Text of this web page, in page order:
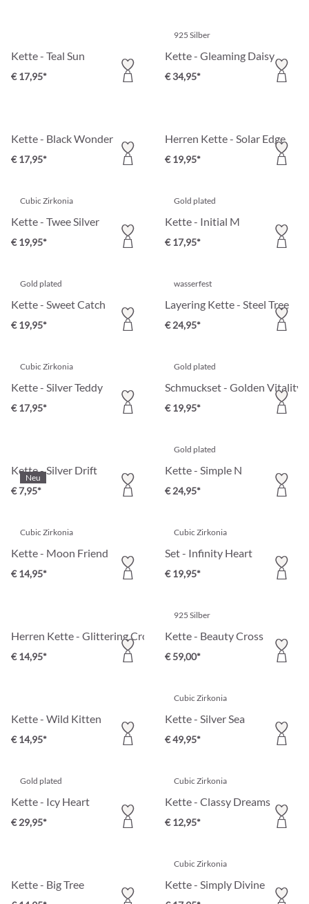
Kette - Teal Sun
€ 17,95*
925 Silber
Kette - Gleaming Daisy
€ 34,95*
Kette - Black Wonder
€ 17,95*
Herren Kette - Solar Edge
€ 19,95*
Cubic Zirkonia
Kette - Twee Silver
€ 19,95*
Gold plated
Kette - Initial M
€ 17,95*
Gold plated
Kette - Sweet Catch
€ 19,95*
wasserfest
Layering Kette - Steel Tree
€ 24,95*
Cubic Zirkonia
Kette - Silver Teddy
€ 17,95*
Gold plated
Schmuckset - Golden Vitality
€ 19,95*
Neu
Kette - Silver Drift
€ 7,95*
Gold plated
Kette - Simple N
€ 24,95*
Cubic Zirkonia
Kette - Moon Friend
€ 14,95*
Cubic Zirkonia
Set - Infinity Heart
€ 19,95*
Herren Kette - Glittering Cross
€ 14,95*
925 Silber
Kette - Beauty Cross
€ 59,00*
Kette - Wild Kitten
€ 14,95*
Cubic Zirkonia
Kette - Silver Sea
€ 49,95*
Gold plated
Kette - Icy Heart
€ 29,95*
Cubic Zirkonia
Kette - Classy Dreams
€ 12,95*
Kette - Big Tree
Cubic Zirkonia
Kette - Simply Divine